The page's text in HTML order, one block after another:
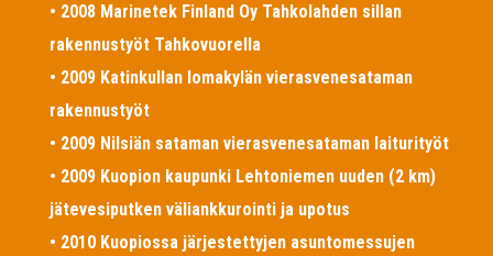
• 2008 Marinetek Finland Oy Tahkolahden sillan
rakennustyöt Tahkovuorella
• 2009 Katinkullan lomakylän vierasvenesataman
rakennustyöt
• 2009 Nilsiän sataman vierasvenesataman laiturityöt
• 2009 Kuopion kaupunki Lehtoniemen uuden (2 km)
jätevesiputken väliankkurointi ja upotus
• 2010 Kuopiossa järjestettyjen asuntomessujen